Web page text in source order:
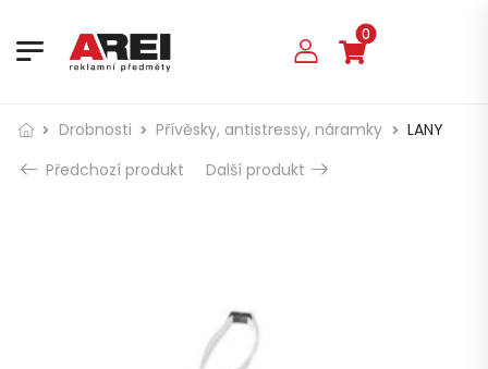
0
Drobnosti Přívěsky, antistressy, náramky
LANY
Předchozí produkt
Další produkt